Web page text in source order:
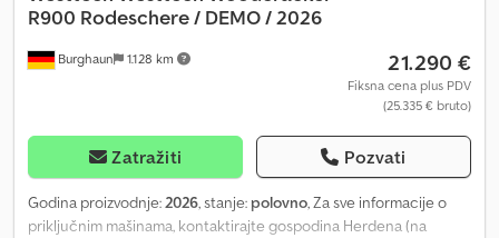
Burghaun 1.128 km
R900 Rodeschere / DEMO / 2026
21.290 €
Fiksna cena plus PDV
(25.335 € bruto)
Zatražiti Pozvati
Godina proizvodnje:2026, stanje: polovno, Za sve informacije o
priključnim mašinama, kontaktirajte gospodina Herdena (na